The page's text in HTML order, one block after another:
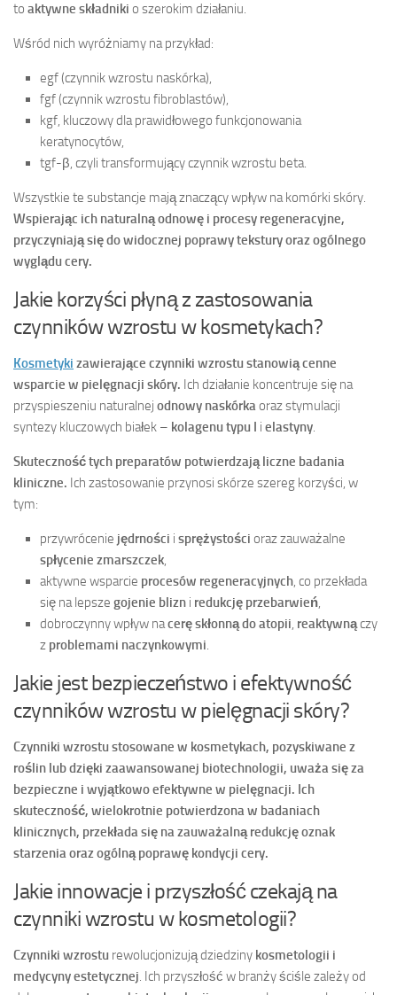
to aktywne składniki o szerokim działaniu.
Wśród nich wyróżniamy na przykład:
egf (czynnik wzrostu naskórka),
fgf (czynnik wzrostu fibroblastów),
kgf, kluczowy dla prawidłowego funkcjonowania
keratynocytów,
tgf-β, czyli transformujący czynnik wzrostu beta.
Wszystkie te substancje mają znaczący wpływ na komórki skóry.
Wspierając ich naturalną odnowę i procesy regeneracyjne,
przyczyniają się do widocznej poprawy tekstury oraz ogólnego
wyglądu cery.
Jakie korzyści płyną z zastosowania
czynników wzrostu w kosmetykach?
Kosmetyki zawierające czynniki wzrostu stanowią cenne
wsparcie w pielęgnacji skóry. Ich działanie koncentruje się na
przyspieszeniu naturalnej odnowy naskórkaoraz stymulacji
syntezy kluczowych białek – kolagenu typu I i elastyny.
Skuteczność tych preparatów potwierdzają liczne badania
kliniczne. Ich zastosowanie przynosi skórze szereg korzyści, w
tym:
przywrócenie jędrności i sprężystości oraz zauważalne
spłycenie zmarszczek,
aktywne wsparcie procesów regeneracyjnych, co przekłada
się na lepsze gojenie blizn i redukcję przebarwień,
dobroczynny wpływ nacerę skłonną do atopii, reaktywnączy
z problemami naczynkowymi.
Jakie jest bezpieczeństwo i efektywność
czynników wzrostu w pielęgnacji skóry?
Czynniki wzrostu stosowane w kosmetykach, pozyskiwane z
roślin lub dzięki zaawansowanej biotechnologii, uważa się za
bezpieczne i wyjątkowo efektywne w pielęgnacji. Ich
skuteczność, wielokrotnie potwierdzona w badaniach
klinicznych, przekłada się na zauważalną redukcję oznak
starzenia oraz ogólną poprawę kondycji cery.
Jakie innowacje i przyszłość czekają na
czynniki wzrostu w kosmetologii?
Czynniki wzrostu rewolucjonizują dziedziny kosmetologii i
medycyny estetycznej. Ich przyszłość w branży ściśle zależy od